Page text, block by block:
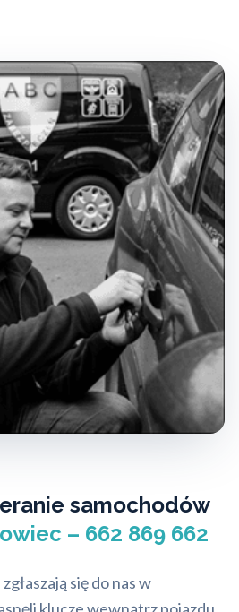
samochodów
– 662 869 662
się do nas w